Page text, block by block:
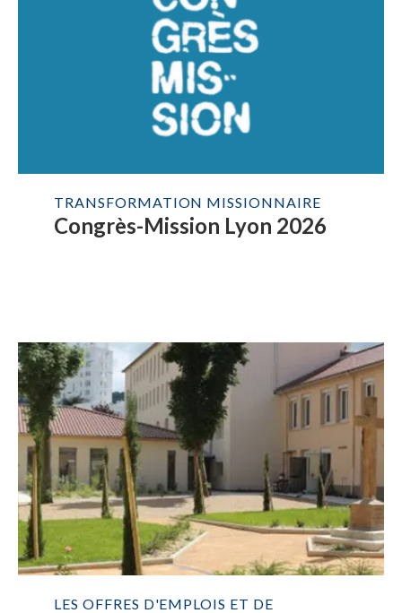
TRANSFORMATION MISSIONNAIRE
Congrès-Mission Lyon 2026
LES OFFRES D'EMPLOIS ET DE